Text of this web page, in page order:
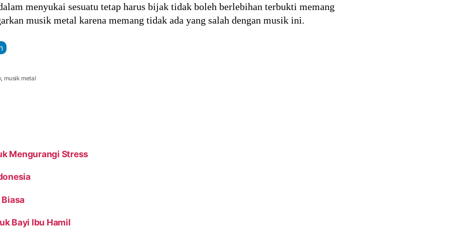
menyukai sesuatu tetap harus bijak tidak boleh berlebihan terbukti memang
musik metal karena memang tidak ada yang salah dengan musik ini.
,musik metal
Mengurangi Stress
Bayi Ibu Hamil